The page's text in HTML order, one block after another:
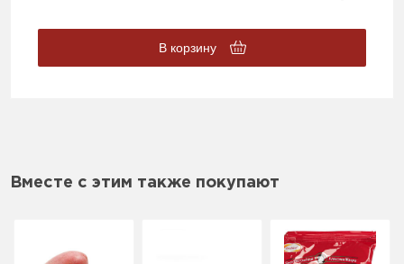
В корзину
Вместе с этим также покупают